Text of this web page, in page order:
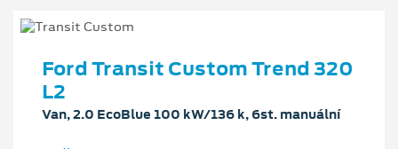
Ford Transit Custom Trend 320
L2
Van, 2.0 EcoBlue 100 kW/136 k, 6st. manuální